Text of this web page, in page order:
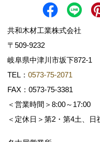
共和木材工業株式会社
〒509-9232
岐阜県中津川市坂下872‐1
TEL： 0573-75-2071
FAX：0573-75-3381
＜営業時間＞8:00～17:00
＜定休日＞第2・第4土、